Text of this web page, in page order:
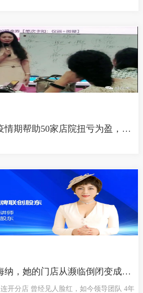
（海纳美业）她在疫情期帮助50家店院扭亏为盈，乘风破浪荣获7月销售冠军
（海纳美业）因为海纳，她的门店从濒临倒闭变成连开分店
开分店 曾经见人脸红，如今领导团队 4年